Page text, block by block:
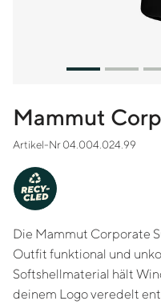
Mammut
Artikel-Nr 04.004.024.99
RECY-
CLED
Die Mammut Corporate
Outfit funktional und
Softshellmaterial hält
deinem Logo veredelt